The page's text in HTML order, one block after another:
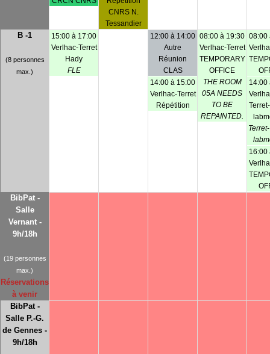
CNRS N.
Tessandier
B -1
(8 personnes
max.)
15:00 à 17:00
Verlhac-Terret
Hady
FLE
12:00 à 14:00
Autre
Réunion
CLAS
14:00 à 15:00
Verlhac-Terret
Répétition
08:00 à 19:30
Verlhac-Terret
TEMPORARY
OFFICE
THE ROOM
05A NEEDS
TO BE
REPAINTED.
08:00
14:00
16:00
BibPat -
Salle
Vernant -
9h/18h
(19 personnes
max.)
Réservations
à venir
BibPat -
Salle P.-G.
de Gennes -
9h/18h